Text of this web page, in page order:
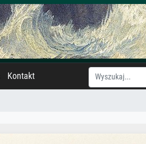
Kontakt